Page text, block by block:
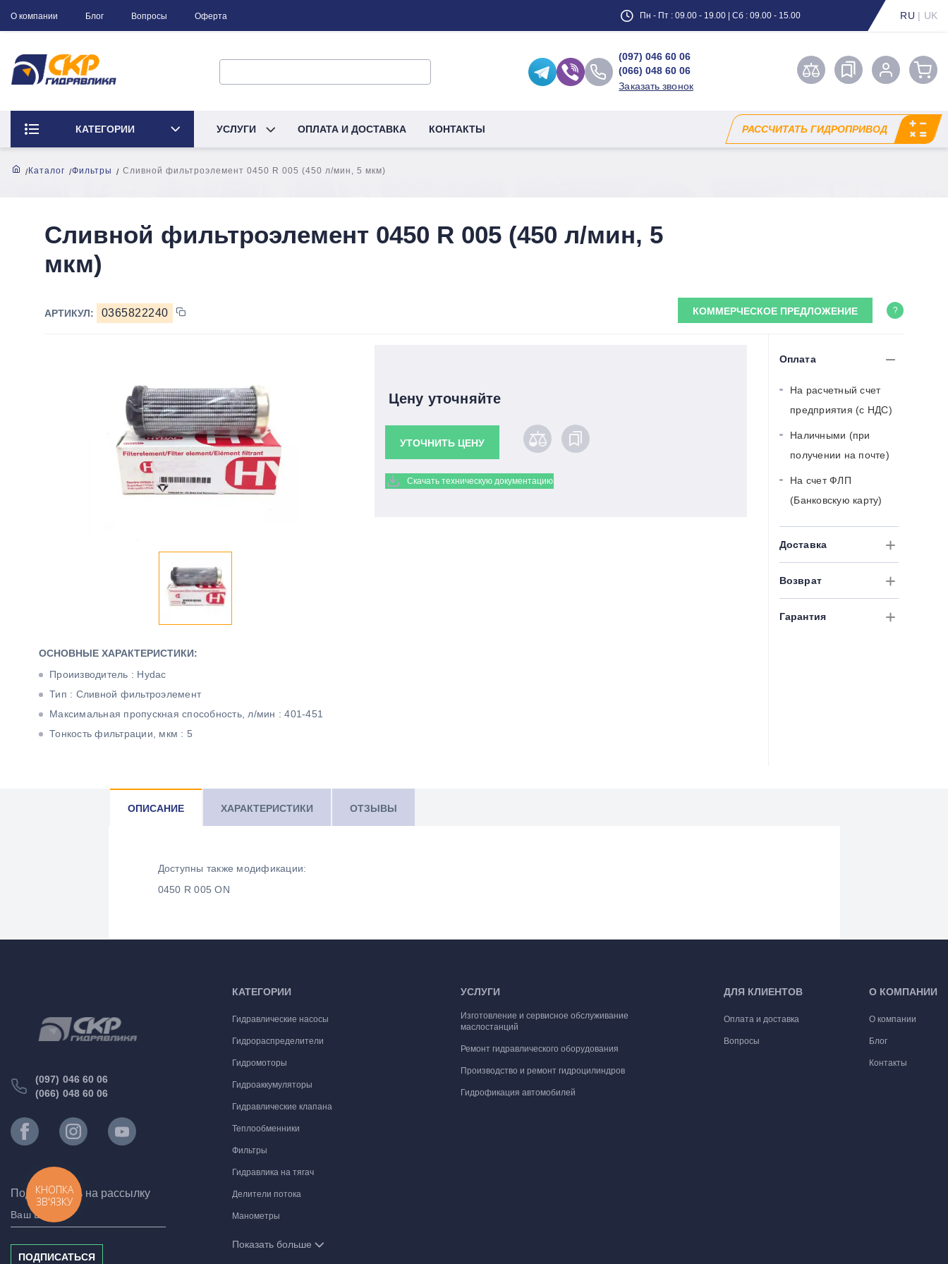
О компании Блог Вопросы Оферта Пн - Пт : 09.00 - 19.00 | Сб : 09.00 - 15.00 RU | UK
(097) 046 60 06
(066) 048 60 06
Заказать звонок
КАТЕГОРИИ УСЛУГИ ОПЛАТА И ДОСТАВКА КОНТАКТЫ РАССЧИТАТЬ ГИДРОПРИВОД
Каталог Фильтры Сливной фильтроэлемент 0450 R 005 (450 л/мин, 5 мкм)
Сливной фильтроэлемент 0450 R 005 (450 л/мин, 5
мкм)
АРТИКУЛ: 0365822240 КОММЕРЧЕСКОЕ ПРЕДЛОЖЕНИЕ ?
ОСНОВНЫЕ ХАРАКТЕРИСТИКИ:
Проиизводитель : Hydac
Тип : Сливной фильтроэлемент
Максимальная пропускная способность, л/мин : 401-451
Тонкость фильтрации, мкм : 5
Цену уточняйте
УТОЧНИТЬ ЦЕНУ
Скачать техническую документацию
Оплата
На расчетный счет
предприятия (с НДС)
Наличными (при
получении на почте)
На счет ФЛП
(Банковскую карту)
Доставка
Возврат
Гарантия
ОПИСАНИЕ ХАРАКТЕРИСТИКИ ОТЗЫВЫ
Доступны также модификации:
0450 R 005 ON
(097) 046 60 06
(066) 048 60 06
Подпишитесь на рассылку
ПОДПИСАТЬСЯ
КАТЕГОРИИ
Гидравлические насосы
Гидрораспределители
Гидромоторы
Гидроаккумуляторы
Гидравлические клапана
Теплообменники
Фильтры
Гидравлика на тягач
Делители потока
Манометры
Показать больше
УСЛУГИ
Изготовление и сервисное обслуживание
маслостанций
Ремонт гидравлического оборудования
Производство и ремонт гидроцилиндров
Гидрофикация автомобилей
ДЛЯ КЛИЕНТОВ
Оплата и доставка
Вопросы
О КОМПАНИИ
О компании
Блог
Контакты
КНОПКА
ЗВ'ЯЗКУ